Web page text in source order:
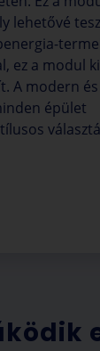
lehetővé
ez a modul
A modern és
épület